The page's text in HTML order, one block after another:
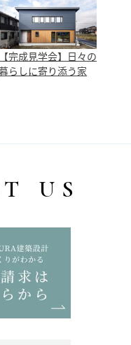
【完成見学会】日々の
らしに寄り添う家
US